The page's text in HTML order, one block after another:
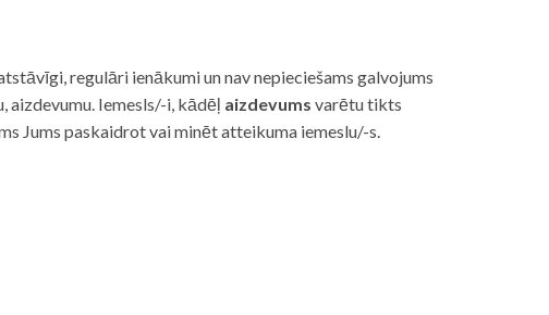
regulāri ienākumi un nav nepieciešams galvojums
aizdevumu. Iemesls/-i, kādēļ aizdevums varētu tikts
Jums paskaidrot vai minēt atteikuma iemeslu/-s.